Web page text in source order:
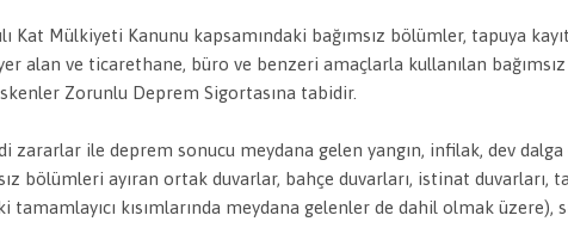
Kat Mülkiyeti Kanunu kapsamındaki bağımsız bölümler, tapuya
alan ve ticarethane, büro ve benzeri amaçlarla kullanılan
Zorunlu Deprem Sigortasına tabidir.
ile deprem sonucu meydana gelen yangın, infilak, dev
bölümleri ayıran ortak duvarlar, bahçe duvarları, istinat duvarları,
kısımlarında meydana gelenler de dahil olmak